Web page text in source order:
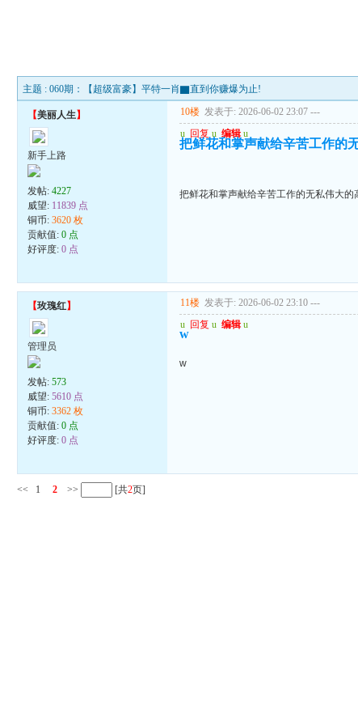
主题 : 060期：【超级富豪】平特一肖▇直到你赚爆为止!
【美丽人生】
新手上路
发帖:4227
威望: 11839 点
铜币:3620 枚
贡献值:0 点
好评度:0 点
10楼 发表于: 2026-06-02 23:07 ---
u 回复 u 编辑 u
把鲜花和掌声献给辛苦工作的
把鲜花和掌声献给辛苦工作的无私伟大的
【玫瑰红】
管理员
发帖:573
威望:5610 点
铜币:3362 枚
贡献值:0 点
好评度:0 点
11楼 发表于: 2026-06-02 23:10 ---
u 回复 u 编辑 u
w
w
<< 1 2 >> [共2页]